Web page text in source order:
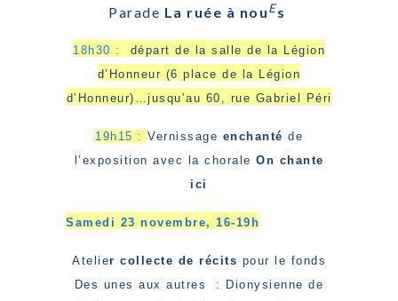
Parade La ruée à nouEs
18h30 :
départ de la salle de la Légion
d’Honneur (6 place de la Légion
d’Honneur)…jusqu’au 60, rue Gabriel Péri
19h15 : Vernissage enchanté de
l’exposition avec la chorale On chante
ici
Samedi 23 novembre, 16-19h
Atelier collecte de récits pour le fonds
Des unes aux autres : Dionysienne de